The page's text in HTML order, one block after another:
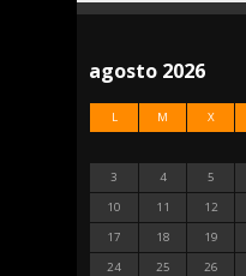
agosto 2026
L M X
3
4 5
10
11 12
17
18 19
24
25 26